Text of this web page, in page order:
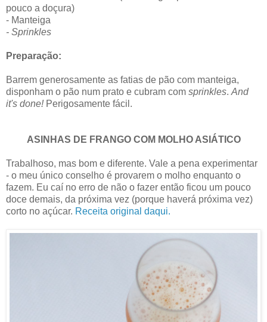
pouco a doçura)
- Manteiga
- Sprinkles
Preparação:
Barrem generosamente as fatias de pão com manteiga,
disponham o pão num prato e cubram com sprinkles. And
it's done! Perigosamente fácil.
ASINHAS DE FRANGO COM MOLHO ASIÁTICO
Trabalhoso, mas bom e diferente. Vale a pena experimentar
- o meu único conselho é provarem o molho enquanto o
fazem. Eu caí no erro de não o fazer então ficou um pouco
doce demais, da próxima vez (porque haverá próxima vez)
corto no açúcar. Receita original daqui.